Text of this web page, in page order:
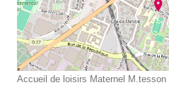
Accueil de loisirs Maternel M.tesson